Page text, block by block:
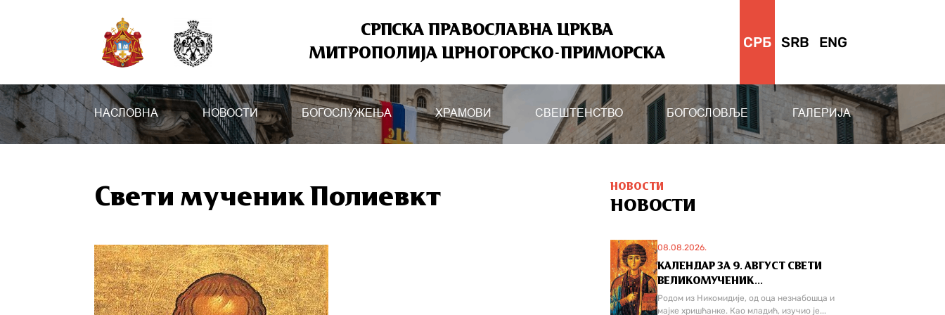
СРПСКА ПРАВОСЛАВНА ЦРКВА
МИТРОПОЛИЈА ЦРНОГОРСКО-ПРИМОРСКА
СРБ SRB ENG
НАСЛОВНА НОВОСТИ БОГОСЛУЖЕЊА ХРАМОВИ СВЕШТЕНСТВО БОГОСЛОВЉЕ ГАЛЕРИЈА
Свети мученик Полиевкт НОВОСТИ
НОВОСТИ
08.08.2026.
КАЛЕНДАР ЗА 9. АВГУСТ СВЕТИ
ВЕЛИКОМУЧЕНИК...
Родом из Никомидије, од оца незнабошца и
мајке хришћанке. Као младић, изучио је...